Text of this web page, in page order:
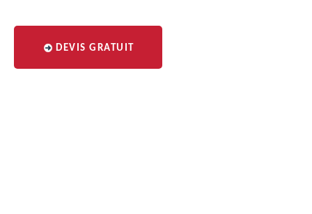
DEVIS GRATUIT